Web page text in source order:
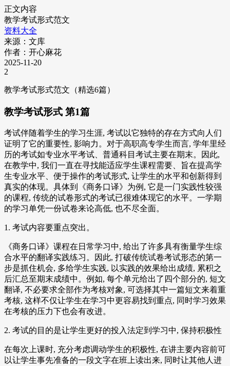
正文内容
教学考试形式范文
资料大全
来源：文库
作者：开心麻花
2025-11-20
2
教学考试形式范文（精选6篇）
教学考试形式 第1篇
考试伴随着学生的学习生涯, 考试以它独特的存在方式向人们
证明了它的重要性, 影响力。对于高职高专学生而言, 学年里经
历的考试如专业水平考试、普通科目考试主要在期末。因此,
在教学中, 我们一直在寻找能适应学生课程需要、旨在提高学
生专业水平、便于操作的考试形式, 让学生的水平和创新得到
真实的体现。具体到《商务口译》为例, 它是一门实践性较强
的课程, 传统的试卷形式的考试已很难体现它的水平。一学期
的学习单凭一份试卷来论高低, 也不尽全面。
1. 考试内容要重点突出。
《商务口译》课程在日常学习中, 给出了许多具有衡量学生综
合水平的翻译实践练习。因此, 打破传统试卷考试形态的第一
步是抓住机会, 多给学生实践, 以实践的效果给出成绩, 累积之
后汇总至期末成绩中。例如, 每个单元给出了四个部分的, 短文
翻译, 不必要求全部作为考核对象, 可选择其中一篇短文来着重
考核, 这样不仅让学生在学习中更容易找到重点, 同时学习效果
在考核的压力下也会有改进。
2. 考试的目的是让学生更好的投入法定到学习中, 保持积极性
在每次上课时, 充分考虑调动学生的积极性, 在讲主要内容前可
以让学生事先准备的一段文字在班上读出来, 同时让其他人进